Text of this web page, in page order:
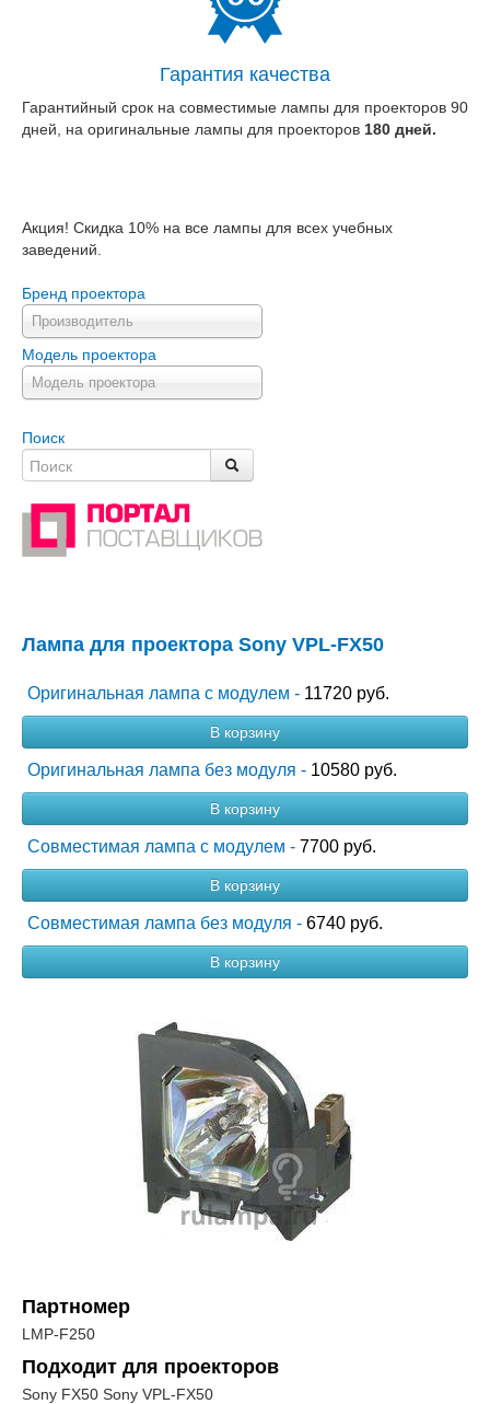
Гарантия качества
Гарантийный срок на совместимые лампы для проекторов 90
дней, на оригинальные лампы для проекторов 180 дней.
Акция! Скидка 10% на все лампы для всех учебных
заведений.
Бренд проектора
Производитель
Модель проектора
Модель проектора
Поиск
Лампа для проектора Sony VPL-FX50
Оригинальная лампа с модулем - 11720 руб.
В корзину
Оригинальная лампа без модуля - 10580 руб.
В корзину
Совместимая лампа с модулем - 7700 руб.
В корзину
Совместимая лампа без модуля - 6740 руб.
В корзину
Партномер
LMP-F250
Подходит для проекторов
Sony FX50 Sony VPL-FX50